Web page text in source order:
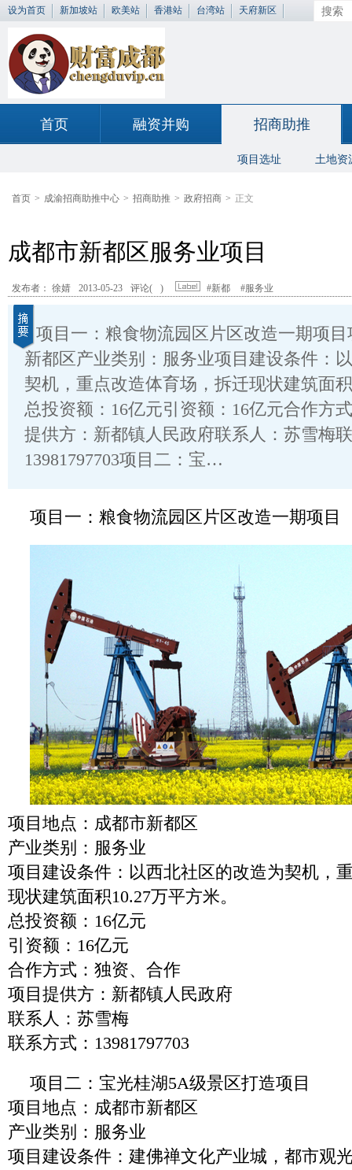
设为首页 新加坡站 欧美站 香港站 台湾站 天府新区
首页 融资并购 招商助推
项目选址 土地资
首页 > 成渝招商助推中心 > 招商助推 > 政府招商 > 正文
成都市新都区服务业项目
发布者： 徐婧 2013-05-23 评论( ) #新都 #服务业
项目一：粮食物流园区片区改造一期项
新都区产业类别：服务业项目建设条件：
契机，重点改造体育场，拆迁现状建筑面
总投资额：16亿元引资额：16亿元合作方
提供方：新都镇人民政府联系人：苏雪梅
13981797703项目二：宝…
项目一：粮食物流园区片区改造一期项目
项目地点：成都市新都区
产业类别：服务业
项目建设条件：以西北社区的改造为契机，
现状建筑面积10.27万平方米。
总投资额：16亿元
引资额：16亿元
合作方式：独资、合作
项目提供方：新都镇人民政府
联系人：苏雪梅
联系方式：13981797703
项目二：宝光桂湖5A级景区打造项目
项目地点：成都市新都区
产业类别：服务业
项目建设条件：建佛禅文化产业城，都市观